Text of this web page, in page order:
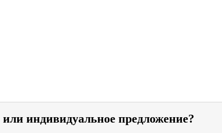
индивидуальное предложение?